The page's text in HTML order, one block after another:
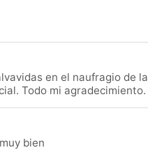
en el naufragio de la
Todo mi agradecimiento.
bien